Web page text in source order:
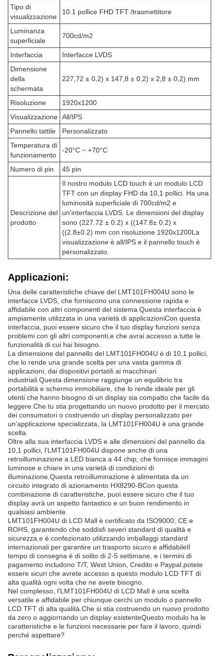
Tipo di
visualizzazione
10.1 pollice FHD TFT /trasmettitore
Luminanza
superficiale
700cd/m2
Interfaccia
Interfacce LVDS
Dimensione
della
schermata
227,72 ± 0,2) x 147,8 ± 0,2) x 2,8 ± 0,2) mm
Risoluzione
1920x1200
Visualizzazione All/IPS
Pannello tattile
Personalizzato
Temperatura di
funzionamento
-20°C ~ +70°C
Numero di pin 45 pin
Descrizione del
prodotto
Il nostro modulo LCD touch è un modulo LCD
TFT con un display FHD da 10,1 pollici. Ha una
luminosità superficiale di 700cd/m2 e
un'interfaccia LVDS. Le dimensioni del display
sono (227.72 ± 0.2) x ((147.8± 0.2) x
((2.8±0.2) mm con risoluzione 1920x1200La
visualizzazione è all/IPS e il pannello touch è
personalizzato.
Applicazioni:
Una delle caratteristiche chiave del LMT101FH004U sono le
interfacce LVDS, che forniscono una connessione rapida e
affidabile con altri componenti del sistema.Questa interfaccia è
ampiamente utilizzata in una varietà di applicazioniCon questa
interfaccia, puoi essere sicuro che il tuo display funzioni senza
problemi con gli altri componenti,e che avrai accesso a tutte le
funzionalità di cui hai bisogno.
La dimensione del pannello del LMT101FH004U è di 10,1 pollici,
che lo rende una grande scelta per una vasta gamma di
applicazioni, dai dispositivi portatili ai macchinari
industriali.Questa dimensione raggiunge un equilibrio tra
portabilità e schermo immobiliare, che lo rende ideale per gli
utenti che hanno bisogno di un display sia compatto che facile da
leggere.Che tu stia progettando un nuovo prodotto per il mercato
dei consumatori o costruendo un display personalizzato per
un'applicazione specializzata, la LMT101FH004U è una grande
scelta.
Oltre alla sua interfaccia LVDS e alle dimensioni del pannello da
10,1 pollici, l'LMT101FH004U dispone anche di una
retroilluminazione a LED bianca a 44 chip, che fornisce immagini
luminose e chiare in una varietà di condizioni di
illuminazione.Questa retroilluminazione è alimentata da un
circuito integrato di azionamento HX8290-BCon questa
combinazione di caratteristiche, puoi essere sicuro che il tuo
display avrà un aspetto fantastico e un buon rendimento in
qualsiasi ambiente.
LMT101FH004U di LCD Mall è certificato da ISO9000, CE e
ROHS, garantendo che soddisfi severi standard di qualità e
sicurezza.e è confezionato utilizzando imballaggi standard
internazionali per garantire un trasporto sicuro e affidabileIl
tempo di consegna è di solito di 2-5 settimane, e i termini di
pagamento includono T/T, West Union, Credito e Paypal.potete
essere sicuri che avrete accesso a questo modulo LCD TFT di
alta qualità ogni volta che ne avete bisogno.
Nel complesso, l'LMT101FH004U di LCD Mall è una scelta
versatile e affidabile per chiunque cerchi un modulo o pannello
LCD TFT di alta qualità.Che si stia costruendo un nuovo prodotto
da zero o aggiornando un display esistenteQuesto modulo ha le
caratteristiche e le funzioni necessarie per fare il lavoro, quindi
perché aspettare?